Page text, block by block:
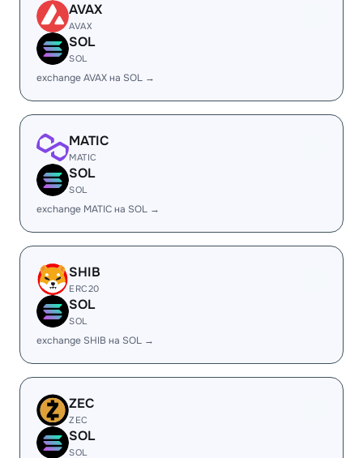
AVAX
AVAX
SOL
SOL
exchange AVAX на SOL →
MATIC
MATIC
SOL
SOL
exchange MATIC на SOL →
SHIB
ERC20
SOL
SOL
exchange SHIB на SOL →
ZEC
ZEC
SOL
SOL